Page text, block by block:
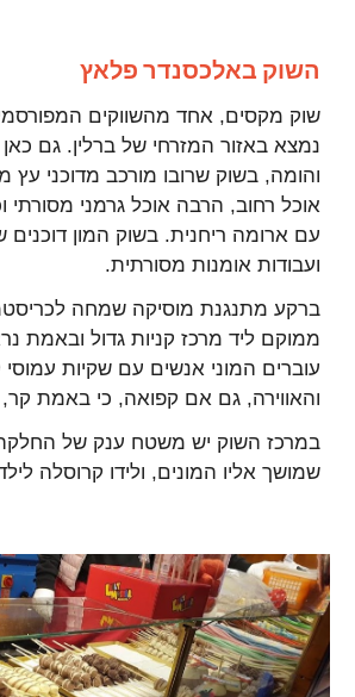
השוק באלכסנדר פלאץ
שוק מקסים, אחד מהשווקים
נמצא באזור המזרחי של ברלין. גם
והומה, בשוק שרובו מורכב מדוכני עץ
אוכל רחוב, הרבה אוכל גרמני מסורתי
עם ארומה ריחנית. בשוק המון דוכנים
ועבודות אומנות מסורתית.
ברקע מתנגנת מוסיקה שמחה
ממוקם ליד מרכז קניות גדול ובאמת
עוברים המוני אנשים עם שקיות עמוסי
והאווירה, גם אם קפואה, כי באמת
במרכז השוק יש משטח ענק של
שמושך אליו המונים, ולידו קרוסלה